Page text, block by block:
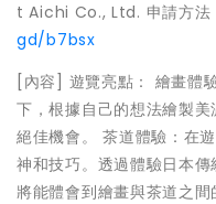
t Aichi Co., Ltd. 申請方法
gd/b7bsx
[內容] 遊覽亮點： 繪畫體
下，根據自己的想法繪製
絕佳機會。 茶道體驗：在
神和技巧。透過體驗日本
將能體會到繪畫與茶道之